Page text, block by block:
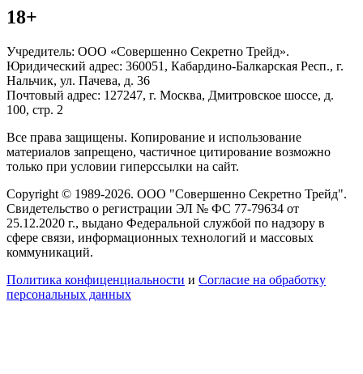
18+
Учредитель: ООО «Совершенно Секретно Трейд».
Юридический адрес: 360051, Кабардино-Балкарская Респ., г.
Нальчик, ул. Пачева, д. 36
Почтовый адрес: 127247, г. Москва, Дмитровское шоссе, д.
100, стр. 2
Все права защищены. Копирование и использование
материалов запрещено, частичное цитирование возможно
только при условии гиперссылки на сайт.
Copyright © 1989-2026. ООО "Совершенно Секретно Трейд".
Свидетельство о регистрации ЭЛ № ФС 77-79634 от
25.12.2020 г., выдано Федеральной службой по надзору в
сфере связи, информационных технологий и массовых
коммуникаций.
Политика конфиценциальности и Согласие на обработку
персональных данных